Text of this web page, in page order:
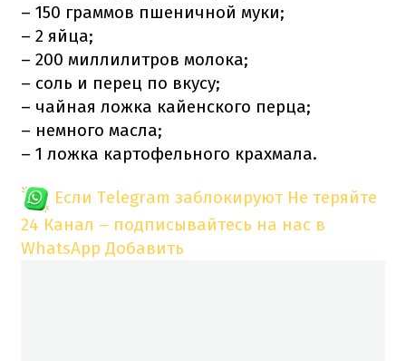
– 150 граммов пшеничной муки;
– 2 яйца;
– 200 миллилитров молока;
– соль и перец по вкусу;
– чайная ложка кайенского перца;
– немного масла;
– 1 ложка картофельного крахмала.
Если Telegram заблокируют Не теряйте
24 Канал – подписывайтесь на нас в
WhatsApp Добавить